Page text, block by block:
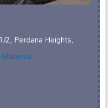
2, Perdana Heights,
Malaysia